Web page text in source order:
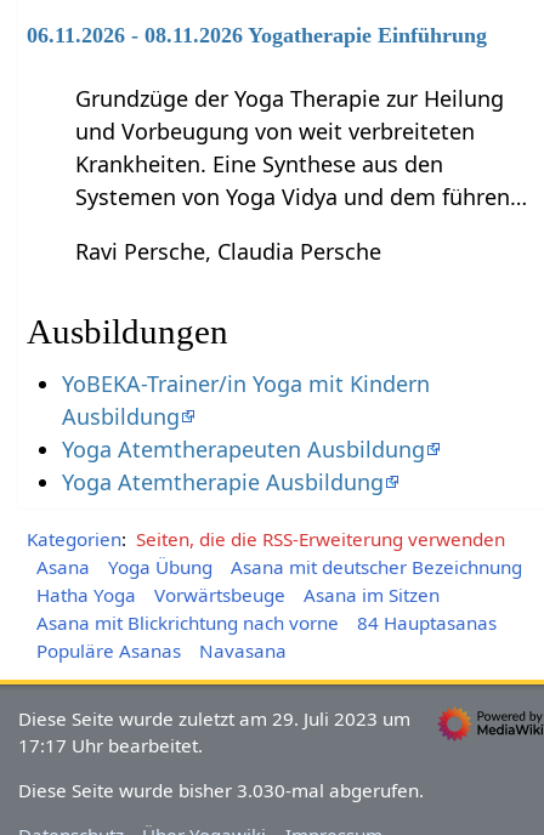
06.11.2026 - 08.11.2026 Yogatherapie Einführung
Grundzüge der Yoga Therapie zur Heilung
und Vorbeugung von weit verbreiteten
Krankheiten. Eine Synthese aus den
Systemen von Yoga Vidya und dem führen…
Ravi Persche, Claudia Persche
Ausbildungen
YoBEKA-Trainer/in Yoga mit Kindern
Ausbildung
Yoga Atemtherapeuten Ausbildung
Yoga Atemtherapie Ausbildung
Kategorien: Seiten, die die RSS-Erweiterung verwenden
Asana
Yoga Übung
Asana mit deutscher Bezeichnung
Hatha Yoga
Vorwärtsbeuge
Asana im Sitzen
Asana mit Blickrichtung nach vorne
84 Hauptasanas
Populäre Asanas
Navasana
Diese Seite wurde zuletzt am 29. Juli 2023 um
17:17 Uhr bearbeitet.
Diese Seite wurde bisher 3.030-mal abgerufen.